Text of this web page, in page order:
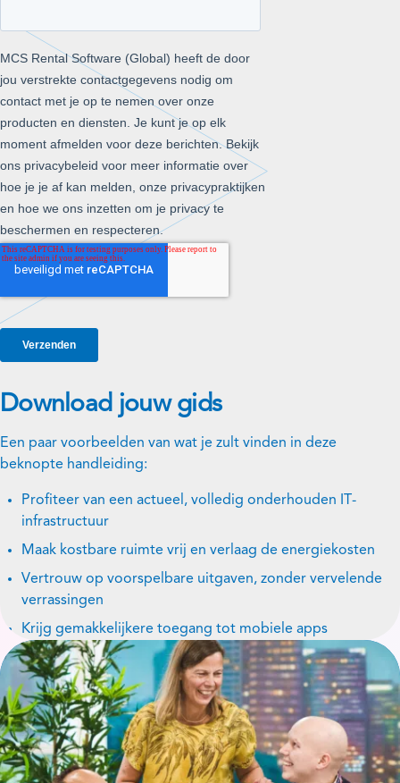
Download jouw gids
Een paar voorbeelden van wat je zult vinden in deze
beknopte handleiding:
Profiteer van een actueel, volledig onderhouden IT-
infrastructuur
Maak kostbare ruimte vrij en verlaag de energiekosten
Vertrouw op voorspelbare uitgaven, zonder vervelende
verrassingen
Krijg gemakkelijkere toegang tot mobiele apps